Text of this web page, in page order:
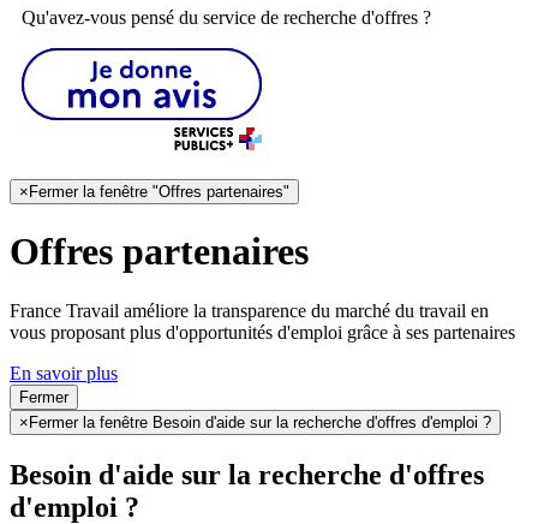
Qu'avez-vous pensé du service de recherche d'offres ?
× Fermer la fenêtre "Offres partenaires"
Offres partenaires
France Travail améliore la transparence du marché du travail en
vous proposant plus d'opportunités d'emploi grâce à ses partenaires
En savoir plus
Fermer
× Fermer la fenêtre Besoin d'aide sur la recherche d'offres d'emploi ?
Besoin d'aide sur la recherche d'offres
d'emploi ?